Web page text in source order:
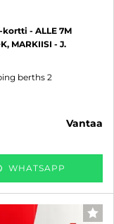
- ALLE 7M
MARKIISI - J.
berths 2
vantaa
WHATSAPP